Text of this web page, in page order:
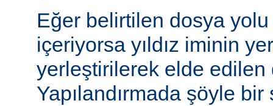
Eğer belirtilen dosya yolu
içeriyorsa yıldız iminin
yerleştirilerek elde edilen
Yapılandırmada şöyle bir